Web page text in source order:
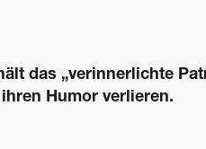
das „verinnerlichte
Humor verlieren.